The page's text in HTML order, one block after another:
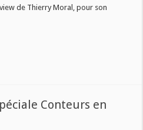
de Thierry Moral, pour son
Conteurs en